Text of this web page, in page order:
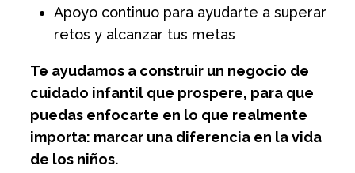
Apoyo continuo para ayudarte a superar
retos y alcanzar tus metas
Te ayudamos a construir un negocio de
cuidado infantil que prospere, para que
puedas enfocarte en lo que realmente
importa: marcar una diferencia en la vida
de los niños.